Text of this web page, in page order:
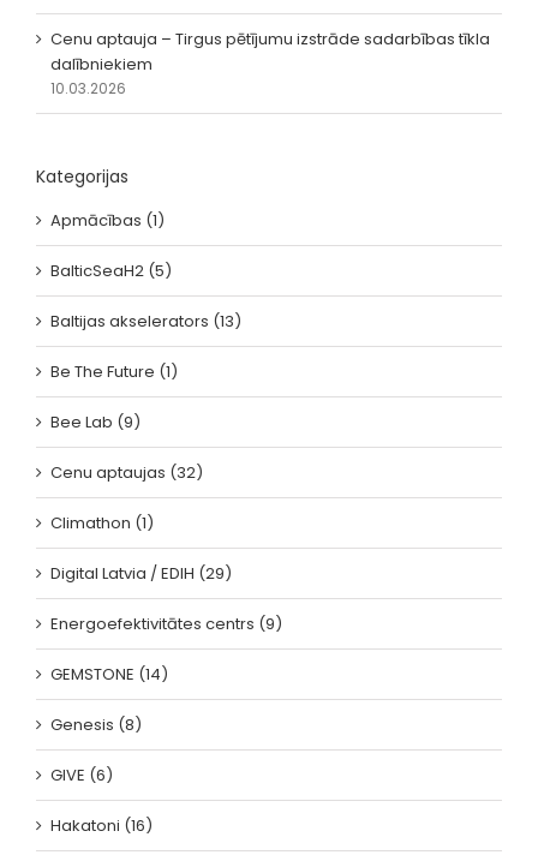
Cenu aptauja – Tirgus pētījumu izstrāde sadarbības tīkla
dalībniekiem
10.03.2026
BalticSeaH2 (5)
Baltijas akselerators (13)
Be The Future (1)
Bee Lab (9)
Cenu aptaujas (32)
Climathon (1)
Digital Latvia / EDIH (29)
Energoefektivitātes centrs (9)
GEMSTONE (14)
Genesis (8)
GIVE (6)
Hakatoni (16)